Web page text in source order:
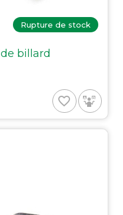
Rupture de stock
billard
favorite_border